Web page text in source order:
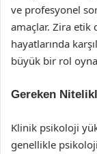
ve profesyonel
amaçlar. Zira etik
hayatlarında
büyük bir rol
Gereken
Klinik psikoloji
genellikle